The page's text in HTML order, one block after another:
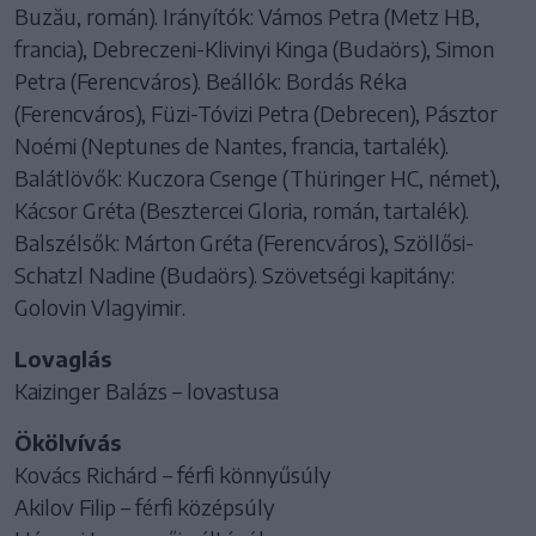
Buzău, román). Irányítók: Vámos Petra (Metz HB,
francia), Debreczeni-Klivinyi Kinga (Budaörs), Simon
Petra (Ferencváros). Beállók: Bordás Réka
(Ferencváros), Füzi-Tóvizi Petra (Debrecen), Pásztor
Noémi (Neptunes de Nantes, francia, tartalék).
Balátlövők: Kuczora Csenge (Thüringer HC, német),
Kácsor Gréta (Besztercei Gloria, román, tartalék).
Balszélsők: Márton Gréta (Ferencváros), Szöllősi-
Schatzl Nadine (Budaörs). Szövetségi kapitány:
Golovin Vlagyimir.
Lovaglás
Kaizinger Balázs – lovastusa
Ökölvívás
Kovács Richárd – férfi könnyűsúly
Akilov Filip – férfi középsúly